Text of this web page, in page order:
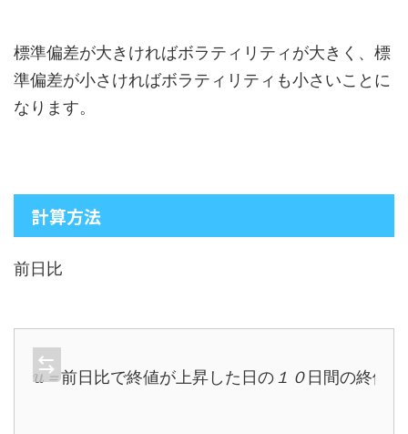
標準偏差が大きければボラティリティが大きく、標
準偏差が小さければボラティリティも小さいことに
なります。
計算方法
前日比
＝ 前 比 で 終 値 が 上 昇 し た の １ ０ 間 の 終
u＝前日比で終値 が 上 昇した 日の１０
日間の 終値の 標準偏差